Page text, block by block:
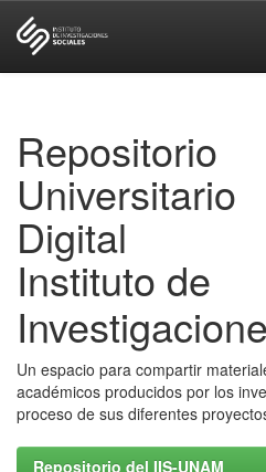
Repositorio
Universitario
Digital
Instituto de
Un espacio para compartir
académicos producidos por los
proceso de sus diferentes
Repositorio del IIS-UNAM